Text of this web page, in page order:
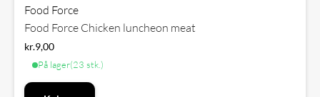
Food Force
Food Force Chicken luncheon meat
kr.9,00
På lager(23 stk.)